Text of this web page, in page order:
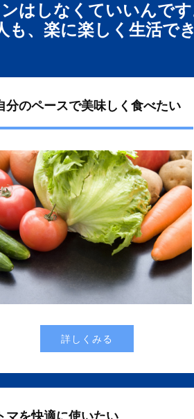
はしなくていいんです
、楽に楽しく生活で
分のペースで美味しく食べたい
詳しくみる
マを快適に使いたい